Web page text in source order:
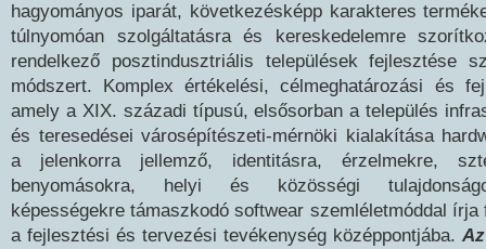
hagyományos iparát, következésképp karakteres
túlnyomóan szolgáltatásra és kereskedelemre
rendelkező posztindusztriális települések fejlesztése
módszert. Komplex értékelési, célmeghatározási és
amely a XIX. századi típusú, elsősorban a település
és teresedései városépítészeti-mérnöki kialakítása
a jelenkorra jellemző, identitásra, érzelmekre,
benyomásokra, helyi és közösségi
képességekre támaszkodó softwear szemléletmóddal
a fejlesztési és tervezési tevékenység középpontjába.